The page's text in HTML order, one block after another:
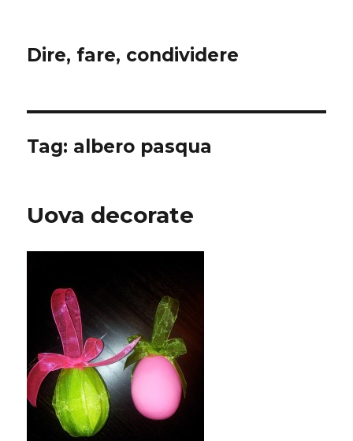
Dire, fare, condividere
Tag: albero pasqua
Uova decorate